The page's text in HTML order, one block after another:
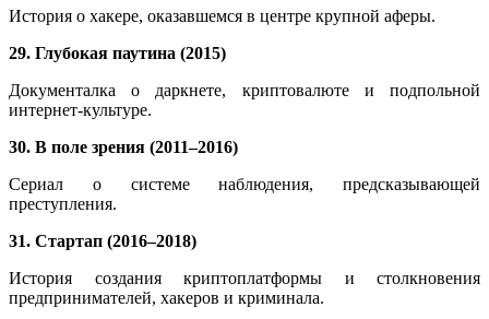
История о хакере, оказавшемся в центре крупной аферы.
29. Глубокая паутина (2015)
Документалка о даркнете, криптовалюте и подпольной
интернет-культуре.
30. В поле зрения (2011–2016)
Сериал о системе наблюдения, предсказывающей
преступления.
31. Стартап (2016–2018)
История создания криптоплатформы и столкновения
предпринимателей, хакеров и криминала.